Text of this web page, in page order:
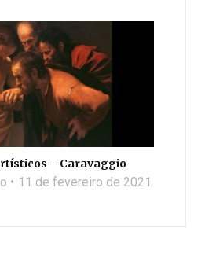
– Caravaggio
11 de fevereiro de 2021